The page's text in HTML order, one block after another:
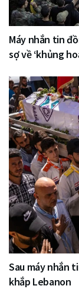
Máy nhắn tin
sợ về ‘khủng
Sau máy nhắn
khắp Lebanon